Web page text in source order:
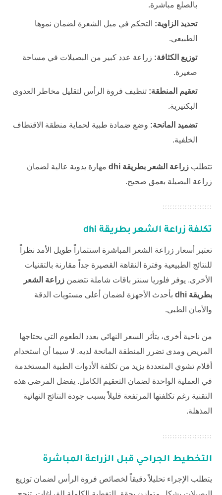
بالصلع مباشرة.
تحديد الزاوية: التحكم في ميل الشعرة لضمان نموها
الطبيعي.
توزيع الكثافة: زراعة عدد كبير من البصيلات في مساحة
صغيرة.
تعقيم المنطقة: تنظيف فروة الرأس لتقليل مخاطر العدوى
البكتيرية.
تضميد المانحة: وضع ضمادة طبية لحماية منطقة الاقتطاف
الخلفية.
تتطلب زراعة الشعر بطريقة dhi
مهارة يدوية عالية لضمان
زراعة البصيلة بعمق صحيح.
تكلفة زراعة الشعر بطريقة dhi
تعتبر أسعار زراعة الشعر المباشرة استثماراً طويل الأمد نظراً
للنتائج الطبيعية وفترة النقاهة القصيرة جداً مقارنة بالتقنيات
الأخرى. يوفر فلوريا سنتر باقات شاملة تتضمن زراعة الشعر
بطريقة dhi
بأحدث الأجهزة لضمان أعلى مستويات الدقة
والأمان الطبي.
من ناحية أخرى، يتأثر السعر النهائي بعدد الطعوم التي يحتاجها
المريض ومدى تضرر المنطقة المانحة لديه. لا سيما أن استخدام
أقلام تشوي المتعددة يزيد من تكلفة الأدوات الطبية المستخدمة
في العملية الواحدة لضمان التعقيم الكامل. يفضل المرضى هذه
التقنية رغم تكلفتها المرتفعة قليلاً بسبب جودة النتائج النهائية
المذهلة.
التخطيط الجراحي قبل الزراعة المباشرة
يتطلب الإجراء تحليلاً دقيقاً لخصائص فروة الرأس لضمان توزيع